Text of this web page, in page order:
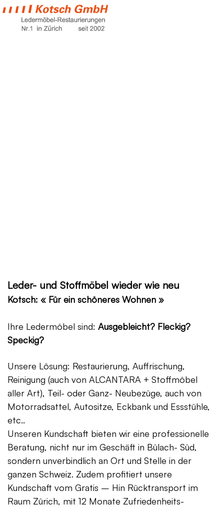
Leder- und Stoffmöbel wieder wie neu
Kotsch: « Für ein schöneres Wohnen »
Ihre Ledermöbel sind: Ausgebleicht? Fleckig?
Speckig?
Unsere Lösung: Restaurierung, Auffrischung,
Reinigung (auch von ALCANTARA + Stoffmöbel
aller Art), Teil- oder Ganz- Neubezüge, auch von
Motorradsattel, Autositze, Eckbank und Essstühle,
etc..
Unseren Kundschaft bieten wir eine professionelle
Beratung, nicht nur im Geschäft in Bülach- Süd,
sondern unverbindlich an Ort und Stelle in der
ganzen Schweiz. Zudem profitiert unsere
Kundschaft vom Gratis – Hin Rücktransport im
Raum Zürich, mit 12 Monate Zufriedenheits-